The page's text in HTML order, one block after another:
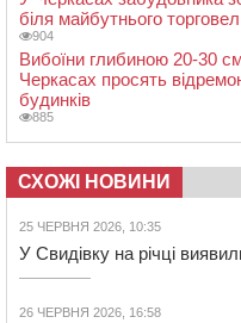
біля майбутнього
904
Вибоїни глибиною 20-30
Черкасах просять
будинків
885
СХОЖІ НОВИНИ
25 ЧЕРВНЯ 2026, 10:35
У Свидівку на річці
26 ЧЕРВНЯ 2026, 16:58